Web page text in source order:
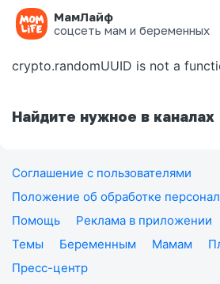
МамЛайф
соцсеть мам и беременных
Ошибка на странице
crypto.randomUUID is not a
Найдите нужное в каналах
Соглашение с пользователями
Положение об обработке
Помощь
Реклама в приложении
Темы
Беременным Мамам
Пресс-центр